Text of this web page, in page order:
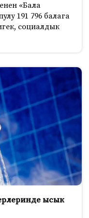
«Бала
191 796 балага
социалдык
ысык